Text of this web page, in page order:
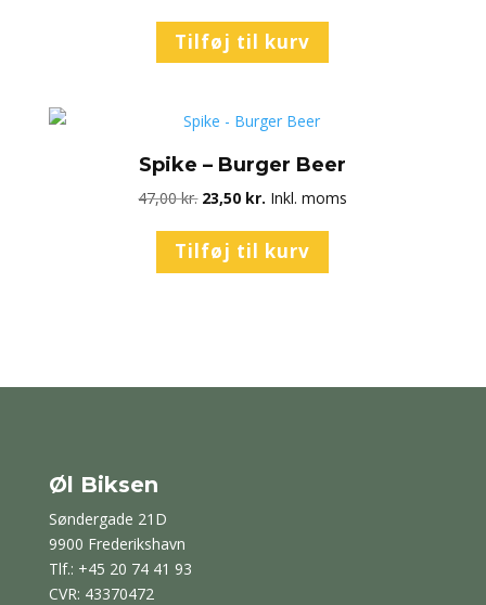
pris
pris
Tilføj til kurv
Spike – Burger Beer
47,00kr. Den
pris
23,50 kr. Den
pris
Inkl. moms
Tilføj til kurv
Øl Biksen
Søndergade 21D
9900 Frederikshavn
Tlf.: +45 20 74 41 93
CVR: 43370472